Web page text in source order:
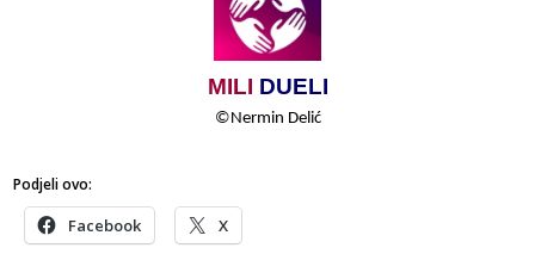
MILI DUELI
©Nermin​​ Delić
Podjeli ovo:
Facebook X